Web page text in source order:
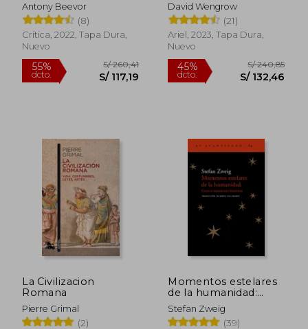
45%
dcto.
S/ 104,67
S/ 57,57
55%
dcto.
Antony Beevor
(8)
Crítica, 2022, Tapa Dura,
Nuevo
David Wengrow
(21)
Ariel, 2023, Tapa Dura,
Nuevo
La Civilizacion
Romana
Pierre Grimal
(2)
Momentos estelares
de la humanidad:
Catorce miniaturas
históricas
Stefan Zweig
(39)